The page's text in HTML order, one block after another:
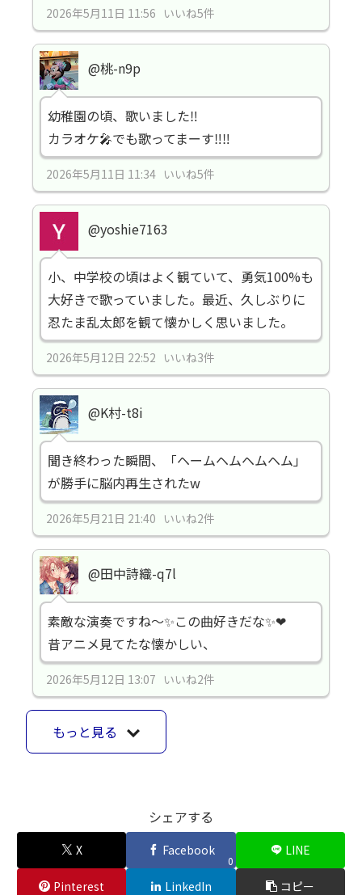
2026年5月11日 11:56 いいね5件
@桃-n9p
幼稚園の頃、歌いました‼️
カラオケ🎤でも歌ってまーす‼️‼️
2026年5月11日 11:34 いいね5件
@yoshie7163
小、中学校の頃はよく観ていて、勇気100%も
大好きで歌っていました。最近、久しぶりに
忍たま乱太郎を観て懐かしく思いました。
2026年5月12日 22:52 いいね3件
@K村-t8i
聞き終わった瞬間、「ヘームヘムヘムヘム」
が勝手に脳内再生されたw
2026年5月21日 21:40 いいね2件
@田中詩織-q7l
素敵な演奏ですね～✨この曲好きだな✨❤
昔アニメ見てたな懐かしい、
2026年5月12日 13:07 いいね2件
もっと見る
シェアする
X Facebook
0
LINE
Pinterest LinkedIn コピー